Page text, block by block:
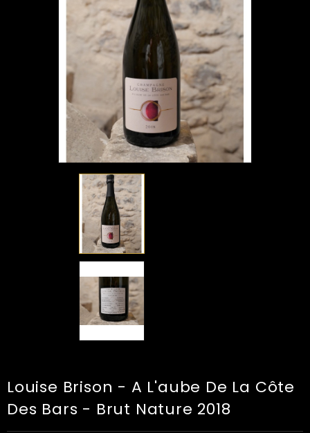
Louise Brison - A L'aube De La Côte
Des Bars - Brut Nature 2018